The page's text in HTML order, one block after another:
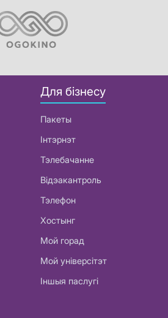
Для бізнесу
Пакеты
Інтэрнэт
Тэлебачанне
Відэакантроль
Тэлефон
Хостынг
Мой горад
Мой універсітэт
Іншыя паслугі